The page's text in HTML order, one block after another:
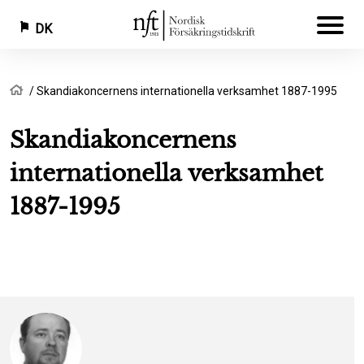
Gå
hovedindhold
DK
Brødkrumme
Hjem
Skandiakoncernens internationella verksamhet 1887-1995
Skandiakoncernens
internationella verksamhet
1887-1995